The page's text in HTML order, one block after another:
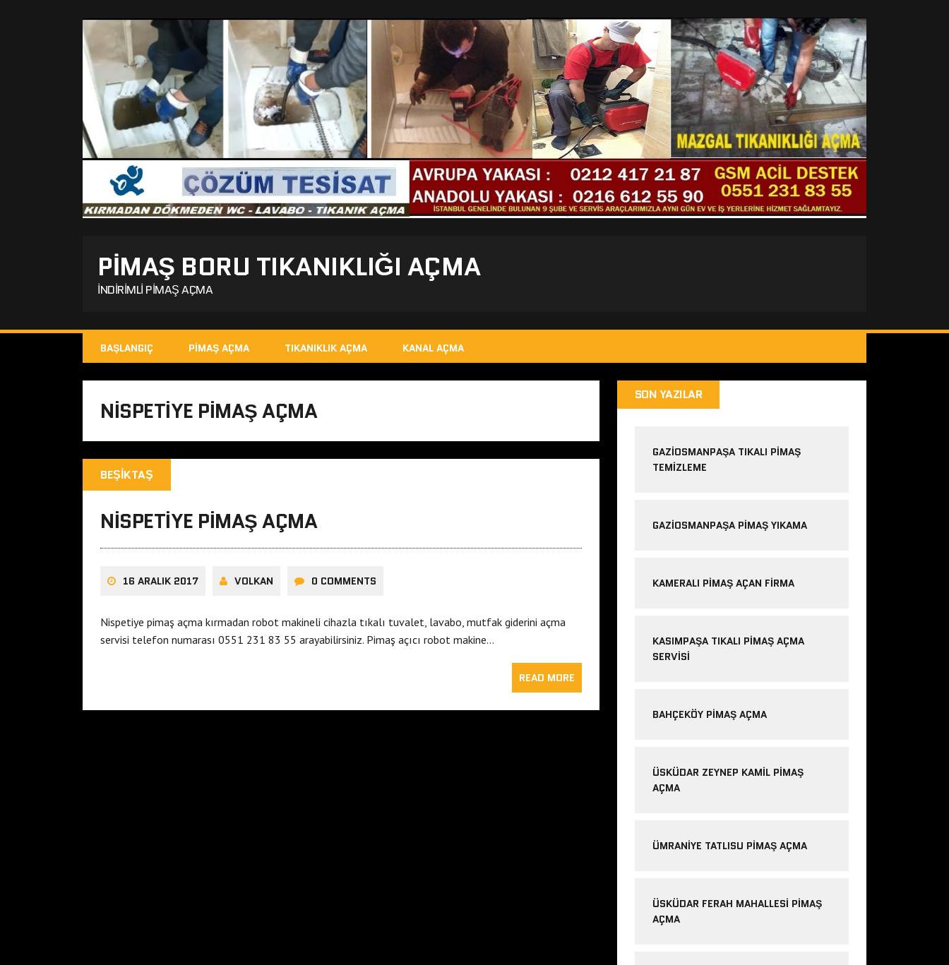
PIMAŞ BORU TIKANIKLIĞI AÇMA
İNDIRIMLI PIMAŞ AÇMA
BAŞLANGIÇ PIMAŞ AÇMA TIKANIKLIK AÇMA KANAL AÇMA
NISPETIYE PIMAŞ AÇMA
BEŞIKTAŞ
NISPETIYE PIMAŞ AÇMA
16 ARALIK 2017 VOLKAN 0 COMMENTS
Nispetiye pimaş açma kırmadan robot makineli cihazla tıkalı tuvalet, lavabo, mutfak giderini açma
servisi telefon numarası 0551 231 83 55 arayabilirsiniz. Pimaş açıcı robot makine…
READ MORE
SON YAZILAR
GAZIOSMANPAŞA TIKALI PIMAŞ
TEMIZLEME
GAZIOSMANPAŞA PIMAŞ YIKAMA
KAMERALI PIMAŞ AÇAN FIRMA
KASIMPAŞA TIKALI PIMAŞ AÇMA
SERVISI
BAHÇEKÖY PIMAŞ AÇMA
ÜSKÜDAR ZEYNEP KAMIL PIMAŞ
AÇMA
ÜMRANIYE TATLISU PIMAŞ AÇMA
ÜSKÜDAR FERAH MAHALLESI PIMAŞ
AÇMA